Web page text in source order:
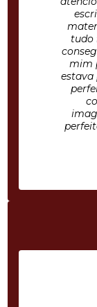
tudo
mim
estava